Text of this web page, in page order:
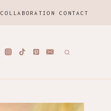
COLLABORATION CONTACT